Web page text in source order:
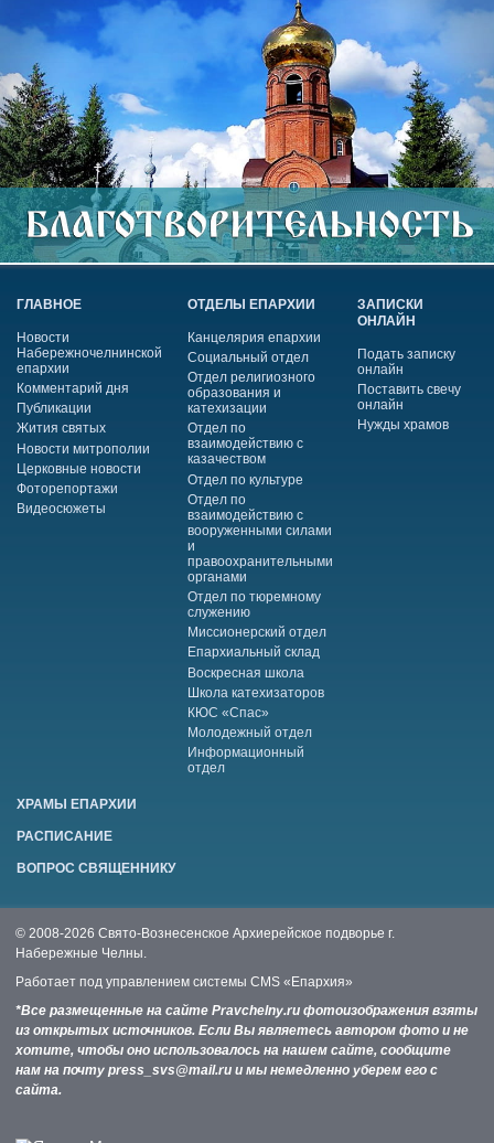
ГЛАВНОЕ
Новости
Набережночелнинской
епархии
Комментарий дня
Публикации
Жития святых
Новости митрополии
Церковные новости
Фоторепортажи
Видеосюжеты
ОТДЕЛЫ ЕПАРХИИ
Канцелярия епархии
Социальный отдел
Отдел религиозного
образования и
катехизации
Отдел по
взаимодействию с
казачеством
Отдел по культуре
Отдел по
взаимодействию с
вооруженными силами
и
правоохранительными
органами
Отдел по тюремному
служению
Миссионерский отдел
Епархиальный склад
Воскресная школа
Школа катехизаторов
КЮС «Спас»
Молодежный отдел
Информационный
отдел
ЗАПИСКИ
ОНЛАЙН
Подать записку
онлайн
Поставить свечу
онлайн
Нужды храмов
ХРАМЫ ЕПАРХИИ
РАСПИСАНИЕ
ВОПРОС СВЯЩЕННИКУ
© 2008-2026 Свято-Вознесенское Архиерейское подворье г.
Набережные Челны.
Работает под управлением системы CMS «Епархия»
*Все размещенные на сайте Pravchelny.ru фотоизображения взяты
из открытых источников. Если Вы являетесь автором фото и не
хотите, чтобы оно использовалось на нашем сайте, сообщите
нам на почту press_svs@mail.ru и мы немедленно уберем его с
сайта.